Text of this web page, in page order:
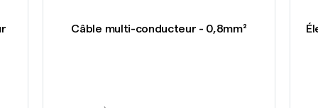
Câble multi-conducteur - 0,8mm²